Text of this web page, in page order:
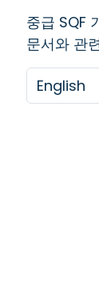
중급 SQF
문서와 관